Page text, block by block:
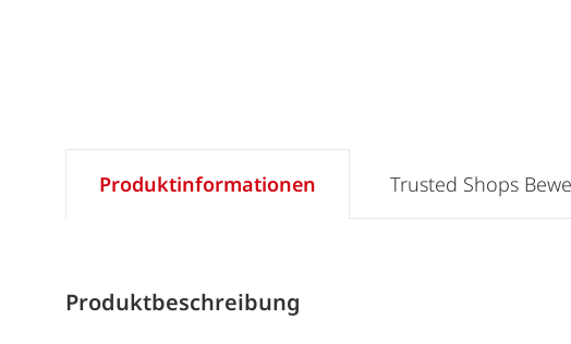
Produktinformationen
Produktbeschreibung
Trusted Shops